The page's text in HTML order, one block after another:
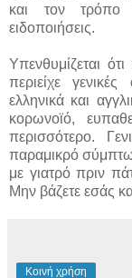
και τον τρόπο
ειδοποιήσεις.
Υπενθυμίζεται
περιείχε
ελληνικά και
κορωνοϊό,
περισσότερο.
παραμικρό
με γιατρό πριν
Μην βάζετε εσάς
Κοινή χρήση